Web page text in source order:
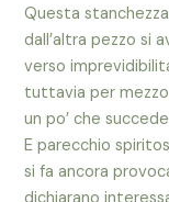
Questa
dall’altra pezzo si
verso
tuttavia per
un po’ che
E parecchio
si fa ancora